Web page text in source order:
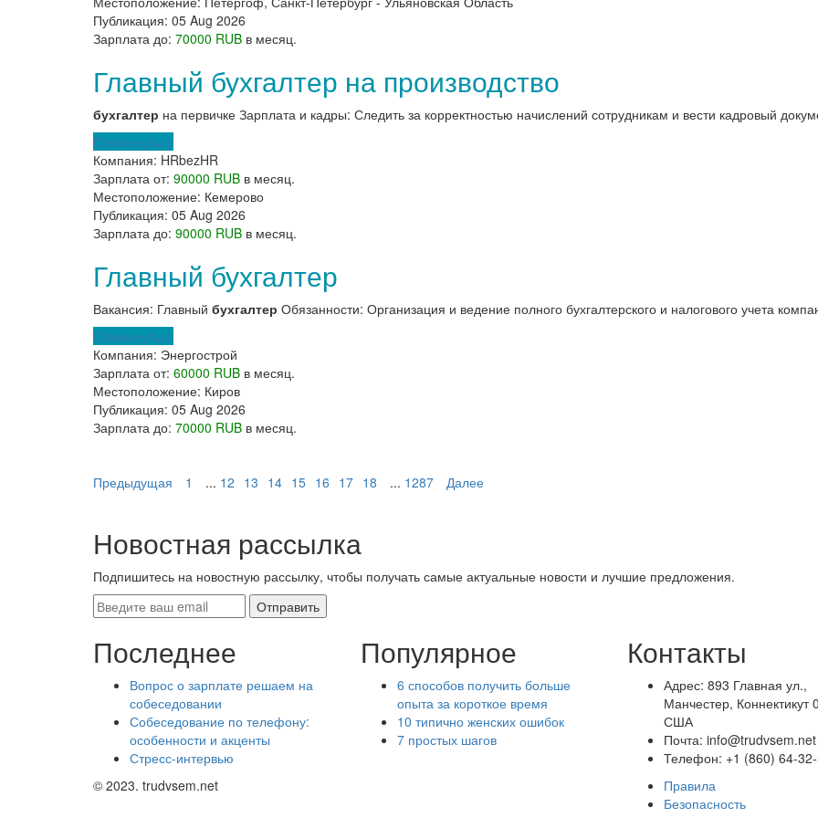
Публикация: 05 Aug 2026
Зарплата до: 70000 RUB в месяц.
Главный бухгалтер на производство
бухгалтер на первичке Зарплата и кадры: Следить за корректностью начислений сотрудникам и вести кадровый
Откликнуться
Компания: HRbezHR
Зарплата от: 90000 RUB в месяц.
Местоположение: Кемерово
Публикация: 05 Aug 2026
Зарплата до: 90000 RUB в месяц.
Главный бухгалтер
Вакансия: Главный бухгалтер Обязанности: Организация и ведение полного бухгалтерского и налогового учета
Откликнуться
Компания: Энергострой
Зарплата от: 60000 RUB в месяц.
Местоположение: Киров
Публикация: 05 Aug 2026
Зарплата до: 70000 RUB в месяц.
Предыдущая 1 ... 12 13 14 15 16 17 18 ... 1287 Далее
Новостная рассылка
Подпишитесь на новостную рассылку, чтобы получать самые актуальные новости и лучшие предложения.
Последнее
Вопрос о зарплате решаем на
собеседовании
Собеседование по телефону:
особенности и акценты
Стресс-интервью
Популярное
6 способов получить больше
опыта за короткое время
10 типично женских ошибок
7 простых шагов
Контакты
Адрес: 893 Главная ул.,
Манчестер, Коннектикут
США
Почта: info@trudvsem.net
Телефон: +1 (860) 64-
© 2023. trudvsem.net
Правила
Безопасность